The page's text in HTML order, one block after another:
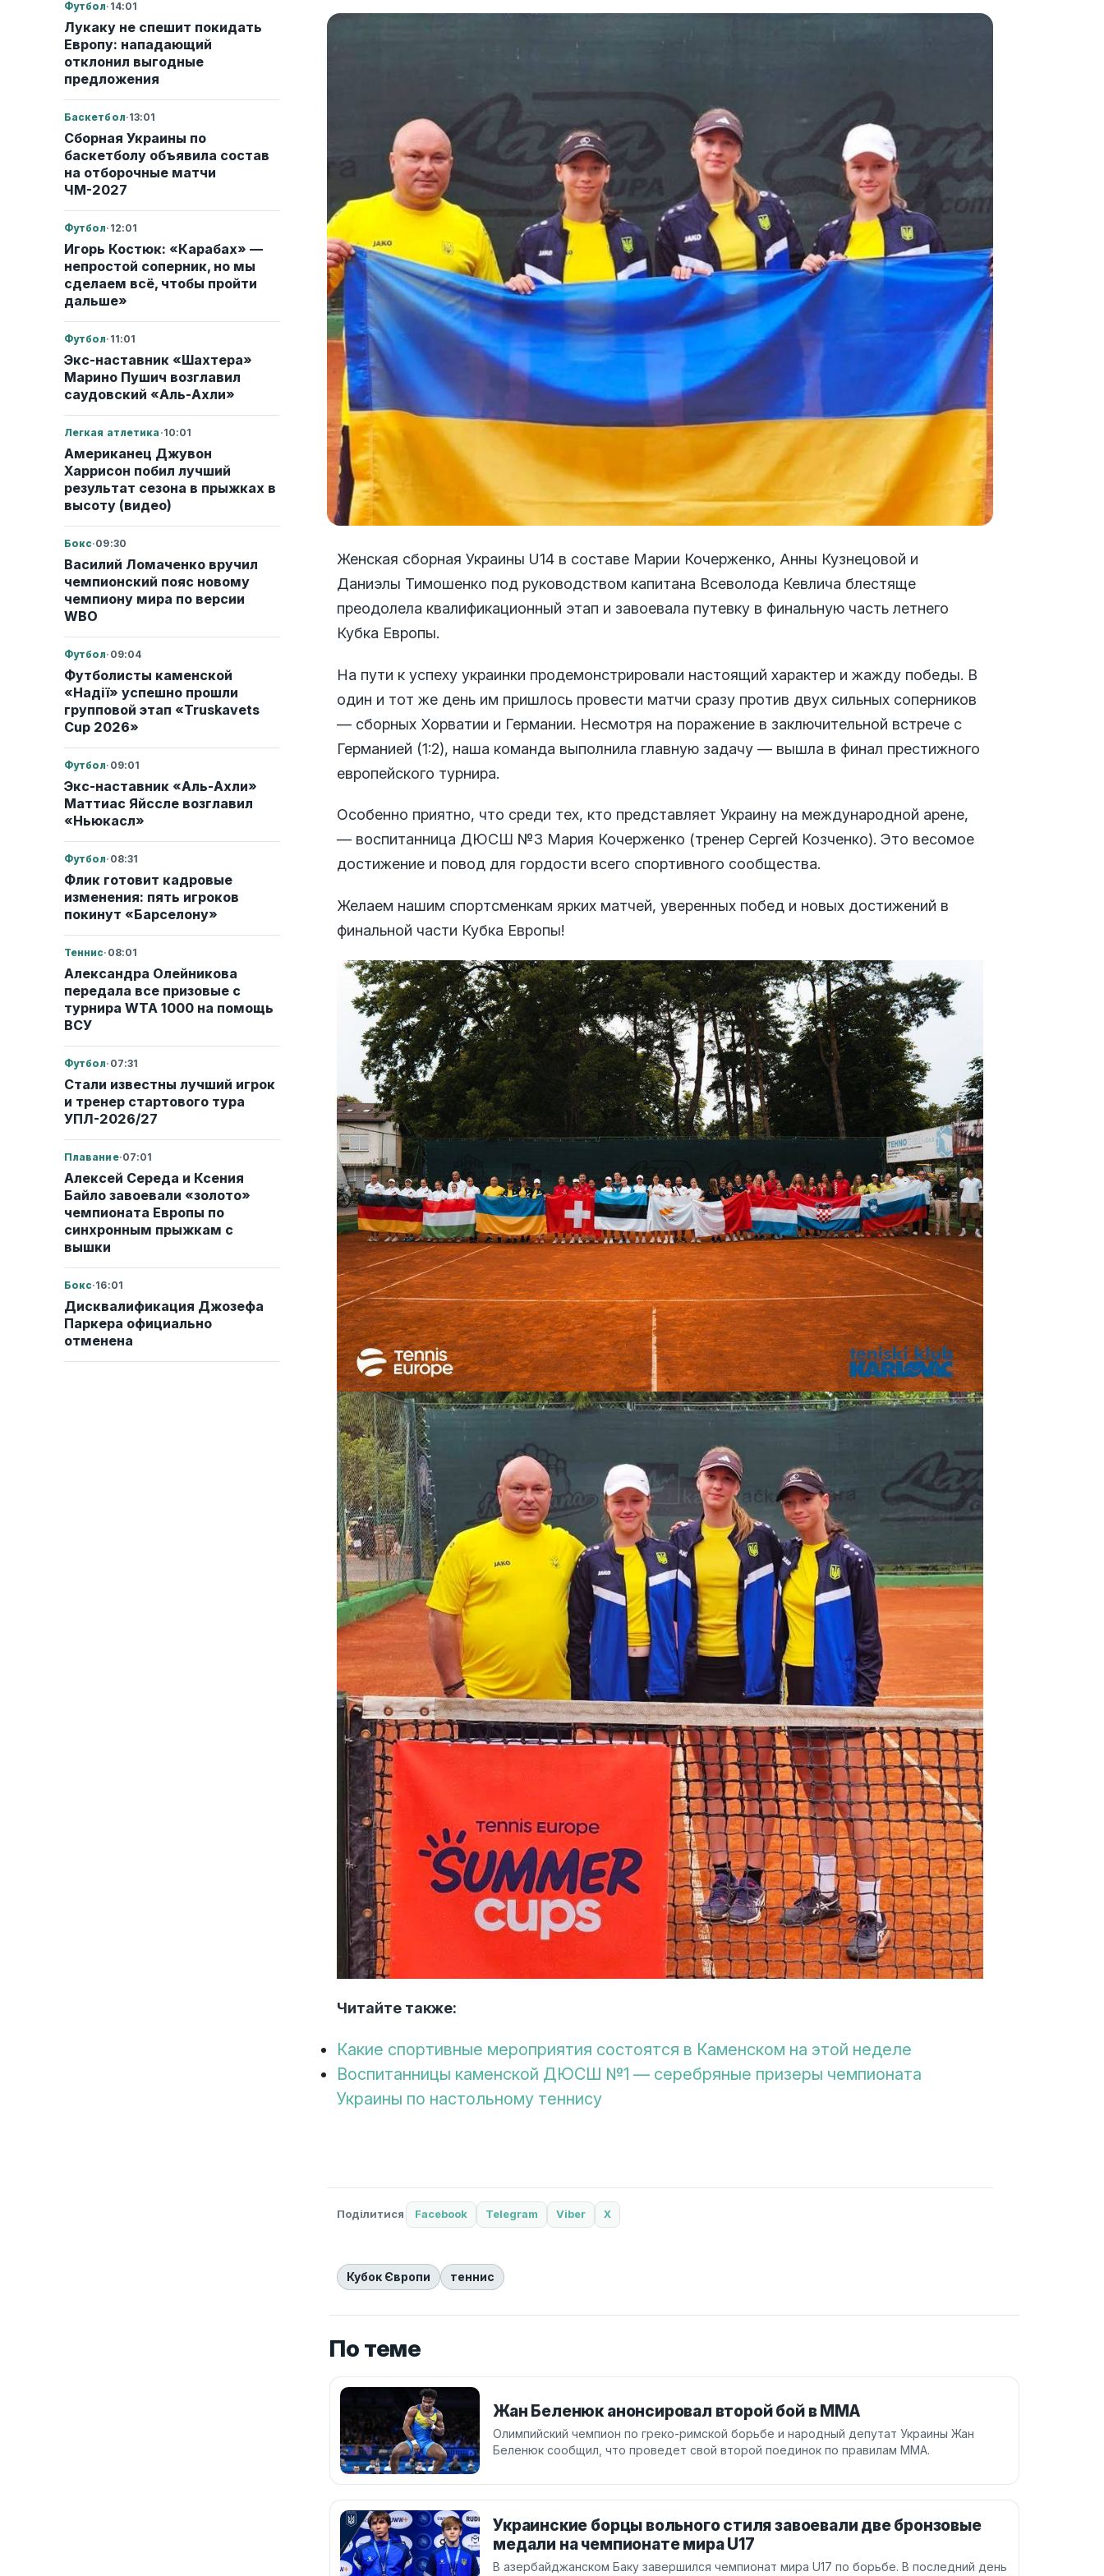
Футбол· 14:01
Лукаку не спешит покидать
Европу: нападающий
отклонил выгодные
предложения
Баскетбол·13:01
Сборная Украины по
баскетболу объявила состав
на отборочные матчи
ЧМ-2027
Футбол· 12:01
Игорь Костюк: «Карабах» —
непростой соперник, но мы
сделаем всё, чтобы пройти
дальше»
Футбол· 11:01
Экс-наставник «Шахтера»
Марино Пушич возглавил
саудовский «Аль-Ахли»
Легкая атлетика ·10:01
Американец Джувон
Харрисон побил лучший
результат сезона в прыжках в
высоту (видео)
Бокс·09:30
Василий Ломаченко вручил
чемпионский пояс новому
чемпиону мира по версии
WBO
Футбол· 09:04
Футболисты каменской
«Надії» успешно прошли
групповой этап «Truskavets
Cup 2026»
Футбол· 09:01
Экс-наставник «Аль-Ахли»
Маттиас Яйссле возглавил
«Ньюкасл»
Футбол· 08:31
Флик готовит кадровые
изменения: пять игроков
покинут «Барселону»
Теннис· 08:01
Александра Олейникова
передала все призовые с
турнира WTA 1000 на помощь
ВСУ
Футбол· 07:31
Стали известны лучший игрок
и тренер стартового тура
УПЛ-2026/27
Плавание·07:01
Алексей Середа и Ксения
Байло завоевали «золото»
чемпионата Европы по
синхронным прыжкам с
вышки
Бокс·16:01
Дисквалификация Джозефа
Паркера официально
отменена
Женская сборная Украины U14 в составе Марии Кочерженко, Анны Кузнецовой и
Даниэлы Тимошенко под руководством капитана Всеволода Кевлича блестяще
преодолела квалификационный этап и завоевала путевку в финальную часть летнего
Кубка Европы.
На пути к успеху украинки продемонстрировали настоящий характер и жажду победы. В
один и тот же день им пришлось провести матчи сразу против двух сильных соперников
— сборных Хорватии и Германии. Несмотря на поражение в заключительной встрече с
Германией (1:2), наша команда выполнила главную задачу — вышла в финал престижного
европейского турнира.
Особенно приятно, что среди тех, кто представляет Украину на международной арене,
— воспитанница ДЮСШ №3 Мария Кочерженко (тренер Сергей Козченко). Это весомое
достижение и повод для гордости всего спортивного сообщества.
Желаем нашим спортсменкам ярких матчей, уверенных побед и новых достижений в
финальной части Кубка Европы!
Читайте также:
Какие спортивные мероприятия состоятся в Каменском на этой неделе
Воспитанницы каменской ДЮСШ №1 — серебряные призеры чемпионата
Украины по настольному теннису
Поділитися Facebook Telegram Viber X
Кубок Європи теннис
По теме
Жан Беленюк анонсировал второй бой в ММА
Олимпийский чемпион по греко-римской борьбе и народный депутат Украины Жан
Беленюк сообщил, что проведет свой второй поединок по правилам ММА.
Украинские борцы вольного стиля завоевали две бронзовые
медали на чемпионате мира U17
В азербайджанском Баку завершился чемпионат мира U17 по борьбе. В последний день